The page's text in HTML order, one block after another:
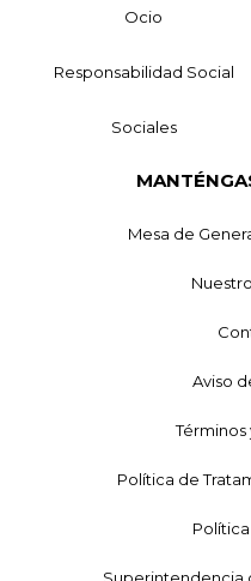
Ocio
Responsabilidad Social
Sociales
Mesa de
Aviso
Política de